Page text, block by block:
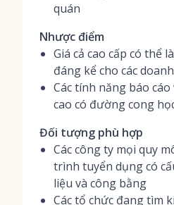
quán
Nhược điểm
Giá cả cao cấp có thể
đáng kể cho các
Các tính năng báo
cao có đường cong
Đối tượng phù hợp
Các công ty mọi quy
trình tuyển dụng có
liệu và công bằng
Các tổ chức đang tìm